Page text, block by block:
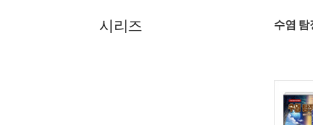
시리즈 수염 탐